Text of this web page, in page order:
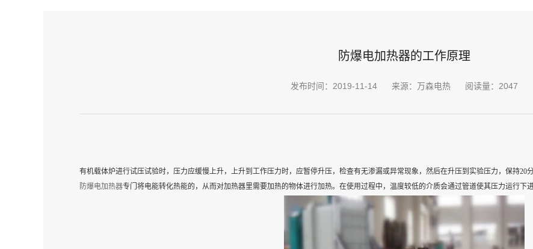
防爆电加热器的工作原理
发布时间：2019-11-14 来源：万森电热 阅读量：2047
有机载体炉进行试压试验时，压力应缓慢上升，上升到工作压力时，应暂停升压，检查有无渗漏或异常现象，然后在升压到实验压力，保持20
防爆电加热器专门将电能转化热能的，从而对加热器里需要加热的物体进行加热。在使用过程中，温度较低的介质会通过管道使其压力运行下